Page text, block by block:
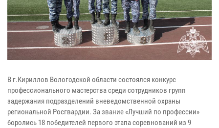
В г.Кириллов Вологодской области состоялся конкурс
профессионального мастерства среди сотрудников групп
задержания подразделений вневедомственной охраны
региональной Росгвардии. За звание «Лучший по профессии»
боролись 18 победителей первого этапа соревнований из 9